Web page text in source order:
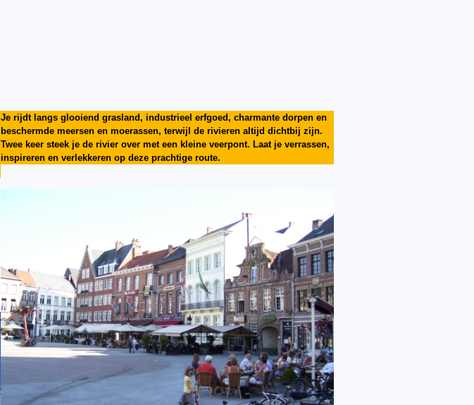
Je rijdt langs glooiend grasland, industrieel erfgoed, charmante dorpen en
beschermde meersen en moerassen, terwijl de rivieren altijd dichtbij zijn.
Twee keer steek je de rivier over met een kleine veerpont. Laat je verrassen,
inspireren en verlekkeren op deze prachtige route.